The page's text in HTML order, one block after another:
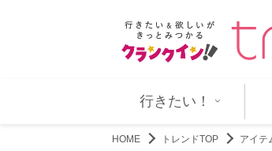
ホロライブ・
行きたい！
HOME トレンドTOP アイテ